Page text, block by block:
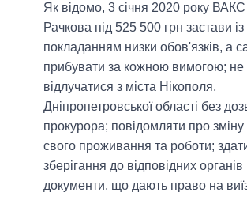
Як відомо, 3 січня 2020 року ВАКС
Рачкова під 525 500 грн застави із
покладанням низки обов'язків, а
прибувати за кожною вимогою; не
відлучатися з міста Нікополя,
Дніпропетровської області без
прокурора; повідомляти про зміну
свого проживання та роботи;
зберігання до відповідних органів
документи, що дають право на